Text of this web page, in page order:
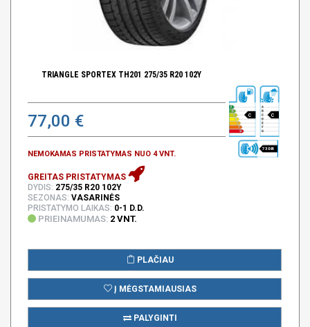
TRIANGLE SPORTEX TH201 275/35 R20 102Y
77,00 €
NEMOKAMAS PRISTATYMAS NUO 4 VNT.
C C
73 DB
GREITAS PRISTATYMAS
DYDIS: 275/35 R20 102Y
SEZONAS: VASARINĖS
PRISTATYMO LAIKAS: 0-1 D.D.
PRIEINAMUMAS: 2 VNT.
PLAČIAU
Į MĖGSTAMIAUSIAS
PALYGINTI